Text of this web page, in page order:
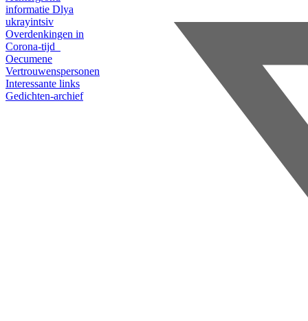
informatie Dlya
ukrayintsiv
Overdenkingen in
Corona-tijd
Oecumene
Vertrouwenspersonen
Interessante links
Gedichten-archief